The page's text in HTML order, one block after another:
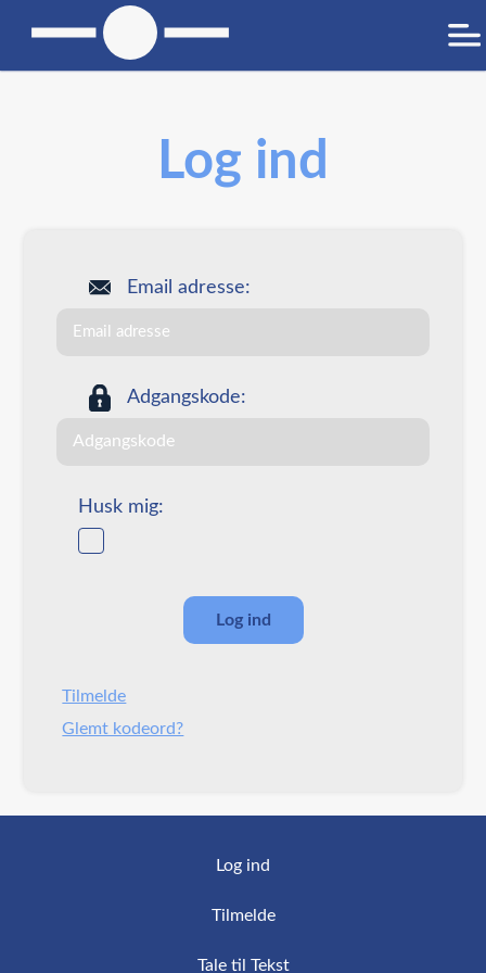
Log ind
Email adresse:
Adgangskode:
Husk mig:
Tilmelde
Glemt kodeord?
Log ind
Tilmelde
Tale til Tekst